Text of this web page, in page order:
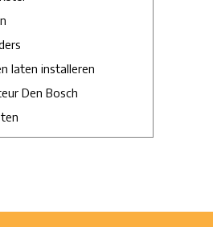
laten installeren
Den Bosch